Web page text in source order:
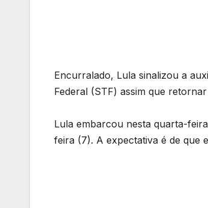
Encurralado, Lula sinalizou a
Federal (STF) assim que
Lula embarcou nesta quarta-
feira (7). A expectativa é de que